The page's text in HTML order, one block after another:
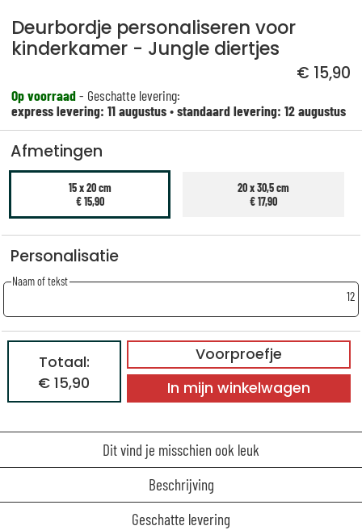
Deurbordje personaliseren voor
kinderkamer - Jungle diertjes
€ 15,90
Op voorraad- Geschatte levering:
express levering: 11 augustus•standaard levering: 12 augustus
Afmetingen
15 x 20 cm
€ 15,90
20 x 30,5 cm
€ 17,90
Personalisatie
Naam of tekst
12
Voorproefje
Totaal:
€ 15,90
In mijn winkelwagen
Dit vind je misschien ook leuk
Beschrijving
Geschatte levering